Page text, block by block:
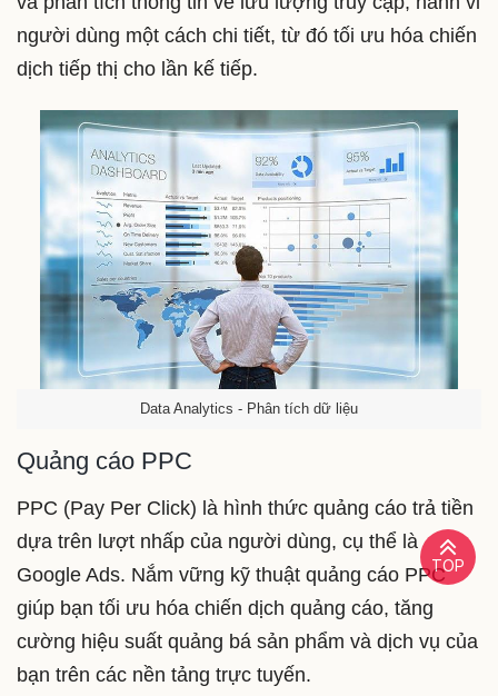
người dùng một cách chi tiết, từ đó tối ưu hóa chiến
dịch tiếp thị cho lần kế tiếp.
Data Analytics - Phân tích dữ liệu
Quảng cáo PPC
PPC (Pay Per Click) là hình thức quảng cáo trả tiền
dựa trên lượt nhấp của người dùng, cụ thể là
Google Ads. Nắm vững kỹ thuật quảng cáo PPC
giúp bạn tối ưu hóa chiến dịch quảng cáo, tăng
cường hiệu suất quảng bá sản phẩm và dịch vụ của
bạn trên các nền tảng trực tuyến.
TOP